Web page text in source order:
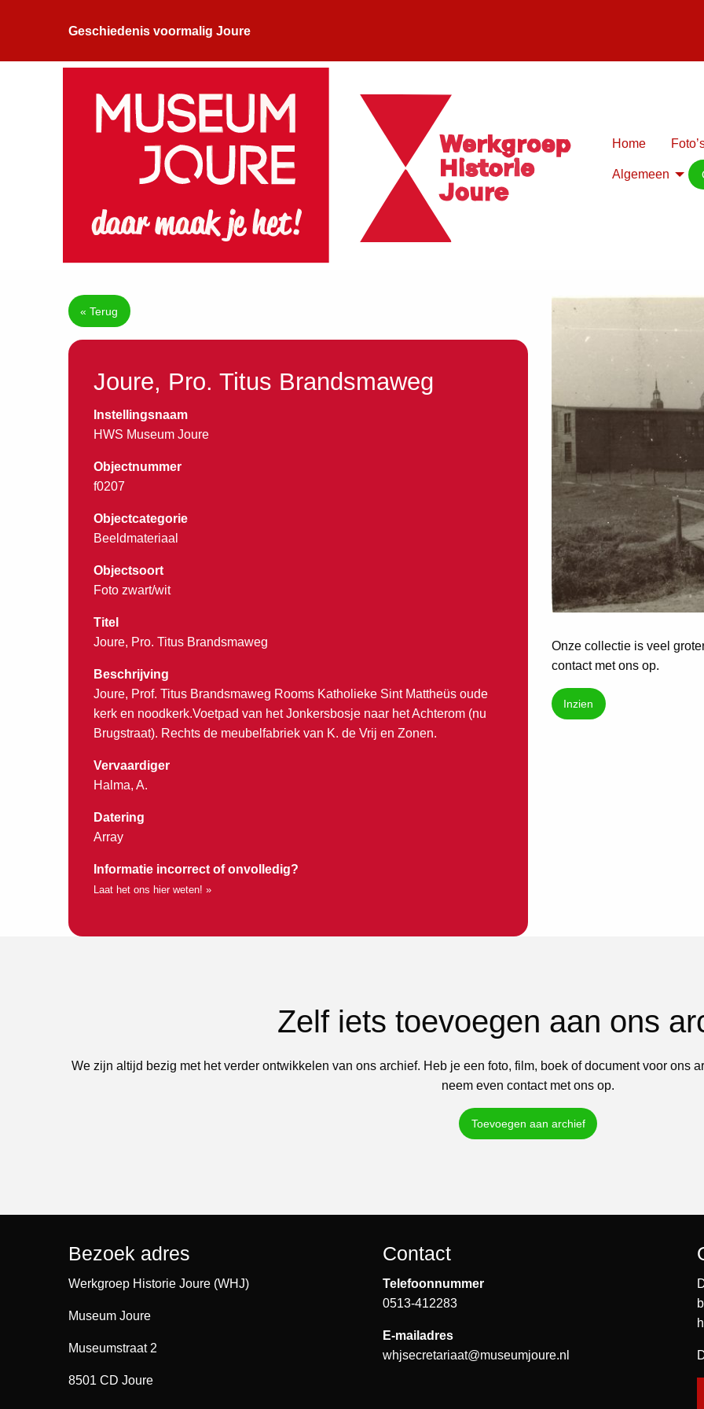
Geschiedenis voormalig Joure
Home
Algemeen
« Terug
Joure, Pro. Titus Brandsmaweg
Instellingsnaam
HWS Museum Joure
Objectnummer
f0207
Objectcategorie
Beeldmateriaal
Objectsoort
Foto zwart/wit
Titel
Joure, Pro. Titus Brandsmaweg
Beschrijving
Joure, Prof. Titus Brandsmaweg Rooms Katholieke Sint Mattheüs oude
kerk en noodkerk.Voetpad van het Jonkersbosje naar het Achterom (nu
Brugstraat). Rechts de meubelfabriek van K. de Vrij en Zonen.
Vervaardiger
Halma, A.
Datering
Array
Informatie incorrect of onvolledig?
Laat het ons hier weten! »
Onze collectie is veel
contact met ons op.
Inzien
Zelf iets toevoegen aan ons
We zijn altijd bezig met het verder ontwikkelen van ons archief. Heb je een foto, film, boek of document voor ons
neem even contact met ons op.
Toevoegen aan archief
Bezoek adres
Werkgroep Historie Joure (WHJ)
Museum Joure
Museumstraat 2
8501 CD Joure
Contact
Telefoonnummer
0513-412283
E-mailadres
whjsecretariaat@museumjoure.nl